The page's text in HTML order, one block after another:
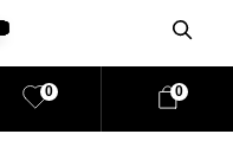
0 0